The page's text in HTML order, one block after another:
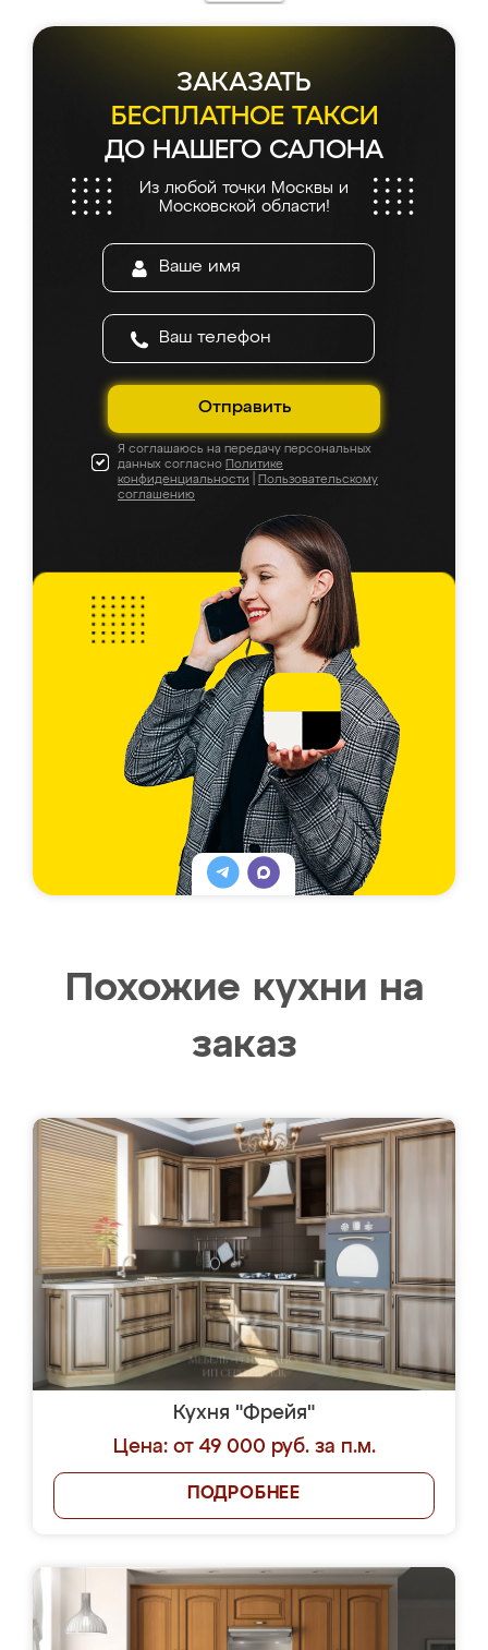
ЗАКАЗАТЬ
БЕСПЛАТНОЕ ТАКСИ
ДО НАШЕГО САЛОНА
Из любой точки Москвы и
Московской области!
Отправить
Я соглашаюсь на передачу персональных
данных согласно Политике
конфиденциальности
Пользовательскому
соглашению
Похожие кухни на
заказ
Кухня "Фрейя"
Цена: от 49 000 руб. за п.м.
ПОДРОБНЕЕ